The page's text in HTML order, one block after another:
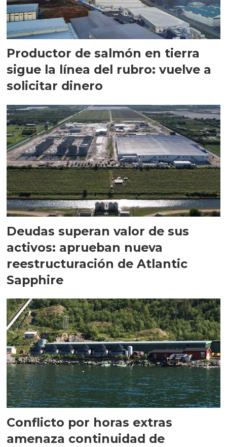
Productor de salmón en tierra
sigue la línea del rubro: vuelve a
solicitar dinero
Deudas superan valor de sus
activos: aprueban nueva
reestructuración de Atlantic
Sapphire
Conflicto por horas extras
amenaza continuidad de